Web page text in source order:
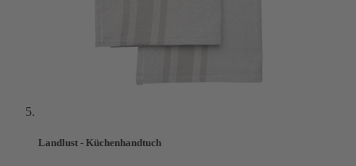
Landlust - Küchenhandtuch